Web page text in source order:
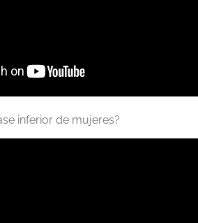
inferior de mujeres?